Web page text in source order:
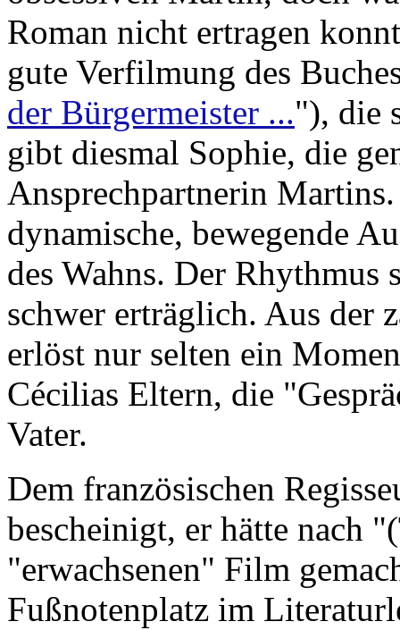
Roman nicht ertragen
gute Verfilmung des
der Bürgermeister ..."), die
gibt diesmal Sophie, die
Ansprechpartnerin
dynamische, bewegende
des Wahns. Der
schwer erträglich. Aus der
erlöst nur selten ein
Cécilias Eltern, die
Vater.
Dem französischen
bescheinigt, er hätte nach
"erwachsenen" Film
Fußnotenplatz im